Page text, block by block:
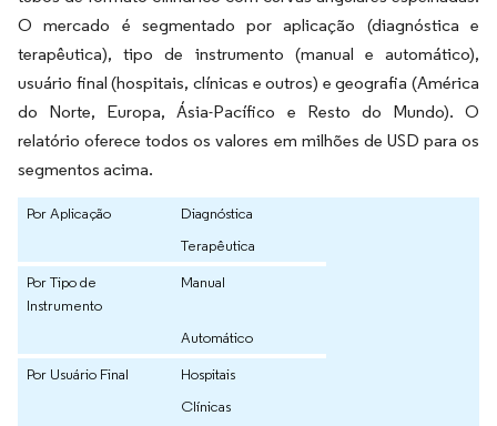
O mercado é segmentado por aplicação (diagnóstica e
terapêutica), tipo de instrumento (manual e automático),
usuário final (hospitais, clínicas e outros) e geografia (América
do Norte, Europa, Ásia-Pacífico e Resto do Mundo). O
relatório oferece todos os valores em milhões de USD para os
segmentos acima.
Por Aplicação
Diagnóstica
Terapêutica
Por Tipo de
Instrumento
Manual
Automático
Por Usuário Final
Hospitais
Clínicas